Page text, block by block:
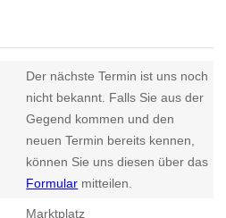
Der nächste Termin ist uns noch
nicht bekannt. Falls Sie aus der
Gegend kommen und den
neuen Termin bereits kennen,
können Sie uns diesen über das
Formular mitteilen.
Marktplatz